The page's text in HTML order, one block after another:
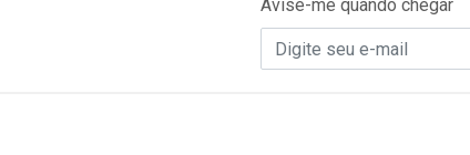
Avise-me quando chegar